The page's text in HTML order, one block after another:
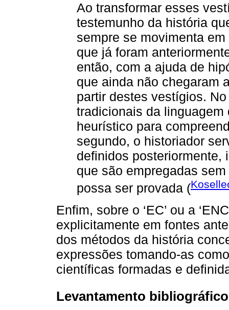
Ao transformar esses
testemunho da história
sempre se movimenta
que já foram
então, com a ajuda de
que ainda não chegaram
partir destes vestígios.
tradicionais da
heurístico para
segundo, o historiador
definidos posteriormente,
que são empregadas
possa ser provada (
Enfim, sobre o ‘EC’ ou a
explicitamente em fontes
dos métodos da história
expressões tomando-as
científicas formadas e
Levantamento bibliográfico